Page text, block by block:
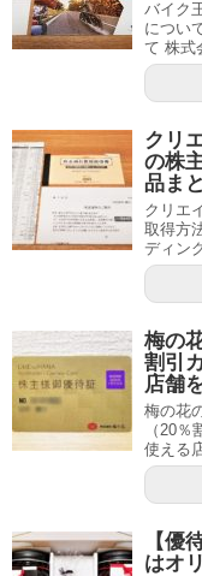
バイク
につい
て 株式
クリ
の株
品ま
クリエ
取得方
ディン
梅の
割引
店舗
梅の花
（20
使える
【優
はオ